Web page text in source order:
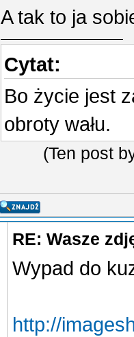
A tak to ja
Cytat:
Bo życie jest
obroty wału.
(Ten post
RE: Wasze
Wypad do
http://